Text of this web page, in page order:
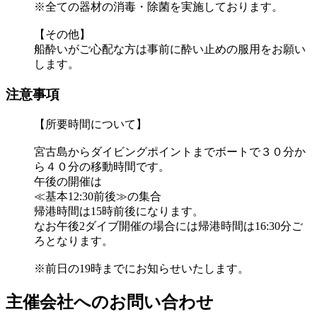
※全ての器材の消毒・除菌を実施しております。
【その他】
船酔いがご心配な方は事前に酔い止めの服用をお願い
します。
注意事項
【所要時間について】
宮古島からダイビングポイントまでボートで３０分か
ら４０分の移動時間です。
午後の開催は
≪基本12:30前後≫の集合
帰港時間は15時前後になります。
なお午後2ダイブ開催の場合には帰港時間は16:30分ご
ろとなります。
※前日の19時までにお知らせいたします。
主催会社へのお問い合わせ